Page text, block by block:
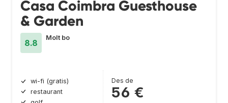
Casa Coimbra Guesthouse
& Garden
8.8
Molt bo
wi-fi (gratis)
restaurant
Des de
56 €